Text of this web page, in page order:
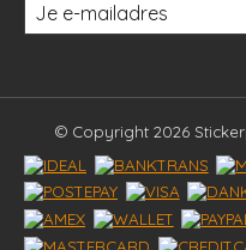
© Copyright 2026